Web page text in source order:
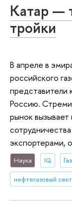
Катар —
тройки
В апреле в
российского
представители
Россию.
рынок
экспортерами,
Наука IQ
нефтегазовый